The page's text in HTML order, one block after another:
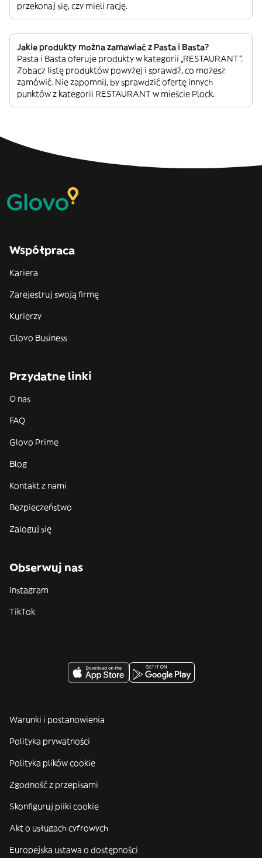
przekonaj się, czy mieli rację.
Jakie produkty można zamawiać z Pasta i Basta?
Pasta i Basta oferuje produkty w kategorii „RESTAURANT”.
Zobacz listę produktów powyżej i sprawdź, co możesz
zamówić. Nie zapomnij, by sprawdzić ofertę innych
punktów z kategorii RESTAURANT w mieście Plock.
Współpraca
Kariera
Zarejestruj swoją firmę
Kurierzy
Glovo Business
Przydatne linki
O nas
FAQ
Glovo Prime
Blog
Kontakt z nami
Bezpieczeństwo
Zaloguj się
Obserwuj nas
Instagram
TikTok
Warunki i postanowienia
Polityka prywatności
Polityka plików cookie
Zgodność z przepisami
Skonfiguruj pliki cookie
Akt o usługach cyfrowych
Europejska ustawa o dostępności